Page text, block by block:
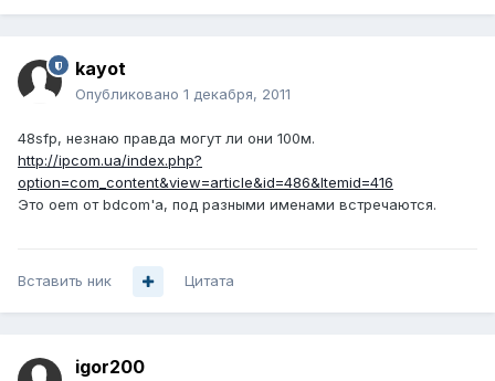
kayot
Опубликовано 1 декабря, 2011
48sfp, незнаю правда могут ли они 100м.
http://ipcom.ua/index.php?
option=com_content&view=article&id=486&Itemid=416
Это oem от bdcom'a, под разными именами встречаются.
Вставить ник Цитата
igor200